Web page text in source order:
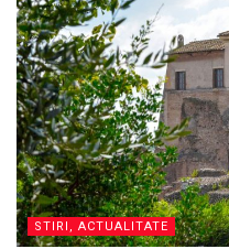
STIRI, ACTUALITATE